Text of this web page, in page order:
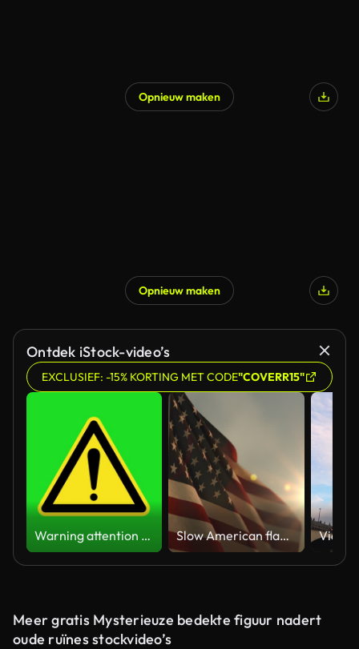
Opnieuw maken
Opnieuw maken
Ontdek iStock-video’s
EXCLUSIEF: -15% KORTING MET CODE"COVERR15"
Warning attention yellow hazard message street sign 4k green screen caution animation Slow American flag at sunset during Memorial Day in the United States
Meer gratis Mysterieuze bedekte figuur nadert
oude ruïnes stockvideo’s